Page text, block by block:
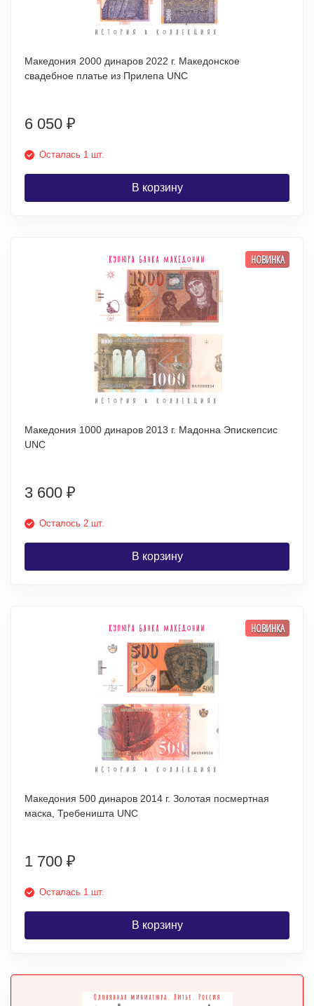
Македония 2000 динаров 2022 г. Македонское
свадебное платье из Прилепа UNC
6 050 ₽
Осталась 1 шт.
В корзину
НОВИНКА
Македония 1000 динаров 2013 г. Мадонна Эпискепсис
UNC
3 600 ₽
Осталось 2 шт.
В корзину
НОВИНКА
Македония 500 динаров 2014 г. Золотая посмертная
маска, Требеништа UNC
1 700 ₽
Осталась 1 шт.
В корзину